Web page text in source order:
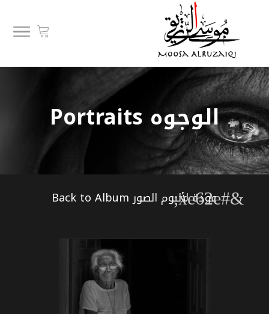
الوجوه Portraits
&#xe62e; عودة لألبوم الصور Back to Album